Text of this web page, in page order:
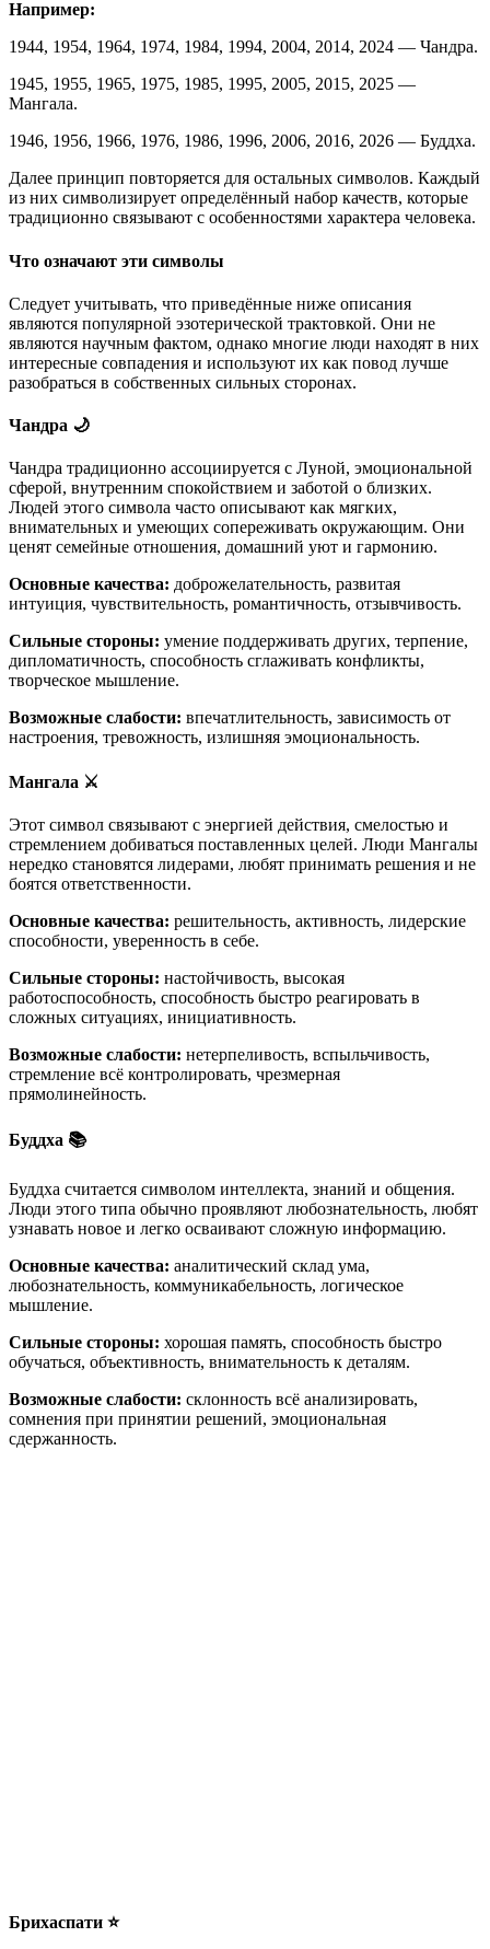
Например:
1944, 1954, 1964, 1974, 1984, 1994, 2004, 2014, 2024 — Чандра.
1945, 1955, 1965, 1975, 1985, 1995, 2005, 2015, 2025 —
Мангала.
1946, 1956, 1966, 1976, 1986, 1996, 2006, 2016, 2026 — Буддха.
Далее принцип повторяется для остальных символов. Каждый
из них символизирует определённый набор качеств, которые
традиционно связывают с особенностями характера человека.
Что означают эти символы
Следует учитывать, что приведённые ниже описания
являются популярной эзотерической трактовкой. Они не
являются научным фактом, однако многие люди находят в них
интересные совпадения и используют их как повод лучше
разобраться в собственных сильных сторонах.
Чандра 🌙
Чандра традиционно ассоциируется с Луной, эмоциональной
сферой, внутренним спокойствием и заботой о близких.
Людей этого символа часто описывают как мягких,
внимательных и умеющих сопереживать окружающим. Они
ценят семейные отношения, домашний уют и гармонию.
Основные качества: доброжелательность, развитая
интуиция, чувствительность, романтичность, отзывчивость.
Сильные стороны: умение поддерживать других, терпение,
дипломатичность, способность сглаживать конфликты,
творческое мышление.
Возможные слабости: впечатлительность, зависимость от
настроения, тревожность, излишняя эмоциональность.
Мангала ⚔️
Этот символ связывают с энергией действия, смелостью и
стремлением добиваться поставленных целей. Люди Мангалы
нередко становятся лидерами, любят принимать решения и не
боятся ответственности.
Основные качества: решительность, активность, лидерские
способности, уверенность в себе.
Сильные стороны: настойчивость, высокая
работоспособность, способность быстро реагировать в
сложных ситуациях, инициативность.
Возможные слабости: нетерпеливость, вспыльчивость,
стремление всё контролировать, чрезмерная
прямолинейность.
Буддха 📚
Буддха считается символом интеллекта, знаний и общения.
Люди этого типа обычно проявляют любознательность, любят
узнавать новое и легко осваивают сложную информацию.
Основные качества: аналитический склад ума,
любознательность, коммуникабельность, логическое
мышление.
Сильные стороны: хорошая память, способность быстро
обучаться, объективность, внимательность к деталям.
Возможные слабости: склонность всё анализировать,
сомнения при принятии решений, эмоциональная
сдержанность.
Брихаспати ⭐